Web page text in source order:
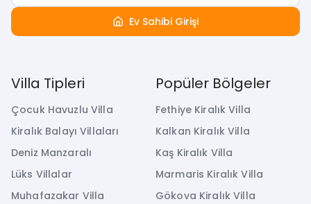
Villa Tipleri
Çocuk Havuzlu Villa
Kiralık Balayı Villaları
Deniz Manzaralı
Lüks Villalar
Muhafazakar Villa
Popüler Bölgeler
Fethiye Kiralık Villa
Kalkan Kiralık Villa
Kaş Kiralık Villa
Marmaris Kiralık Villa
Gökova Kiralık Villa
Ev Sahibi Girişi